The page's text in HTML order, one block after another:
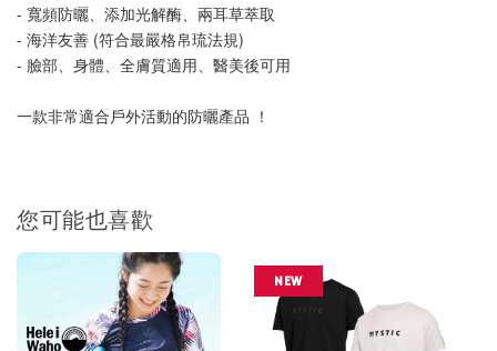
NT$ 899
NT$ 1,080
- 寬頻防曬、添加光解酶、兩耳草萃取
- 海洋友善 (符合最嚴格帛琉法規)
- 臉部、身體、全膚質適用、醫美後可用
一款非常適合戶外活動的防曬產品 ！
您可能也喜歡
NEW